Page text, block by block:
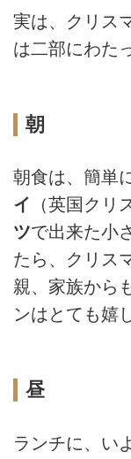
実は、クリス
は二部にわた
朝
朝食は、簡単
イ （英国クリ
ツで出来た小
たら、クリス
親、家族から
ンはとても嬉
昼
ランチに、い